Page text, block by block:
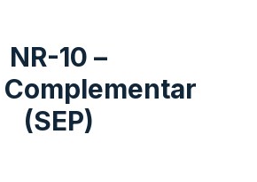
NR-10 –
Complementar
(SEP)